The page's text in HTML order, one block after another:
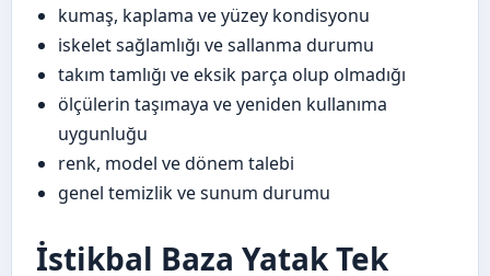
kumaş, kaplama ve yüzey kondisyonu
iskelet sağlamlığı ve sallanma durumu
takım tamlığı ve eksik parça olup olmadığı
ölçülerin taşımaya ve yeniden kullanıma
uygunluğu
renk, model ve dönem talebi
genel temizlik ve sunum durumu
İstikbal Baza Yatak Tek